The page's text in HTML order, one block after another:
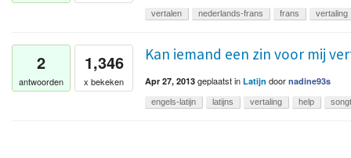
vertalen nederlands-frans frans vertaling
2
antwoorden
1,346
x bekeken
Kan iemand een zin voor mij
Apr 27, 2013 geplaatstin Latijn door nadine93s
engels-latijn latijns vertaling help